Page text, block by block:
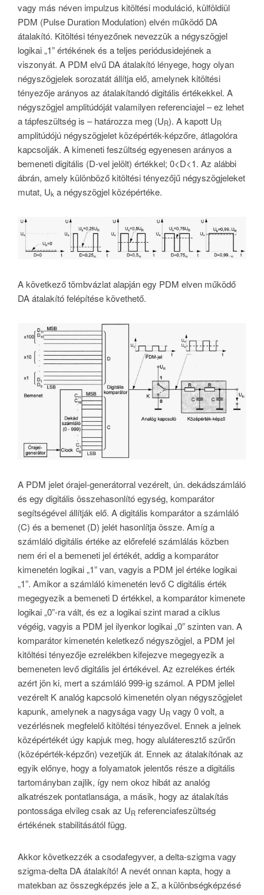
vagy más néven impulzus kitöltési moduláció, külföldiül
PDM (Pulse Duration Modulation) elvén működő DA
átalakító. Kitöltési tényezőnek nevezzük a négyszögjel
logikai „1” értékének és a teljes periódusidejének a
viszonyát. A PDM elvű DA átalakító lényege, hogy olyan
négyszögjelek sorozatát állítja elő, amelynek kitöltési
tényezője arányos az átalakítandó digitális értékekkel. A
négyszögjel amplitúdóját valamilyen referenciajel – ez lehet
a tápfeszültség is – határozza meg (UR). A kapott UR
amplitúdójú négyszögjelet középérték-képzőre, átlagolóra
kapcsolják. A kimeneti feszültség egyenesen arányos a
bemeneti digitális (D-vel jelölt) értékkel; 0<D<1. Az alábbi
ábrán, amely különböző kitöltési tényezőjű négyszögjeleket
mutat, Uk a négyszögjel középértéke.
A következő tömbvázlat alapján egy PDM elven működő
DA átalakító felépítése követhető.
A PDM jelet órajel-generátorral vezérelt, ún. dekádszámláló
és egy digitális összehasonlító egység, komparátor
segítségével állítják elő. A digitális komparátor a számláló
(C) és a bemenet (D) jelét hasonlítja össze. Amíg a
számláló digitális értéke az előrefelé számlálás közben
nem éri el a bemeneti jel értékét, addig a komparátor
kimenetén logikai „1” van, vagyis a PDM jel értéke logikai
„1”. Amikor a számláló kimenetén levő C digitális érték
megegyezik a bemeneti D értékkel, a komparátor kimenete
logikai „0”-ra vált, és ez a logikai szint marad a ciklus
végéig, vagyis a PDM jel ilyenkor logikai „0” szinten van. A
komparátor kimenetén keletkező négyszögjel, a PDM jel
kitöltési tényezője ezrelékben kifejezve megegyezik a
bemeneten levő digitális jel értékével. Az ezrelékes érték
azért jön ki, mert a számláló 999-ig számol. A PDM jellel
vezérelt K analóg kapcsoló kimenetén olyan négyszögjelet
kapunk, amelynek a nagysága vagy UR vagy 0 volt, a
vezérlésnek megfelelő kitöltési tényezővel. Ennek a jelnek
középértékét úgy kapjuk meg, hogy aluláteresztő szűrőn
(középérték-képzőn) vezetjük át. Ennek az átalakítónak az
egyik előnye, hogy a folyamatok jelentős része a digitális
tartományban zajlik, így nem okoz hibát az analóg
alkatrészek pontatlansága, a másik, hogy az átalakítás
pontossága elvileg csak az UR referenciafeszültség
értékének stabilitásától függ.
Akkor következzék a csodafegyver, a delta-szigma vagy
szigma-delta DA átalakító! A nevét onnan kapta, hogy a
matekban az összegképzés jele a Σ, a különbségképzésé